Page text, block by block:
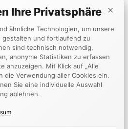
Ihre Privatsphäre ×
ähnliche Technologien, um unsere
gestalten und fortlaufend zu
sind technisch notwendig,
anonyme Statistiken zu erfassen
anzuzeigen. Mit Klick auf „Alle
die Verwendung aller Cookies ein.
Sie eine individuelle Auswahl
ablehnen.